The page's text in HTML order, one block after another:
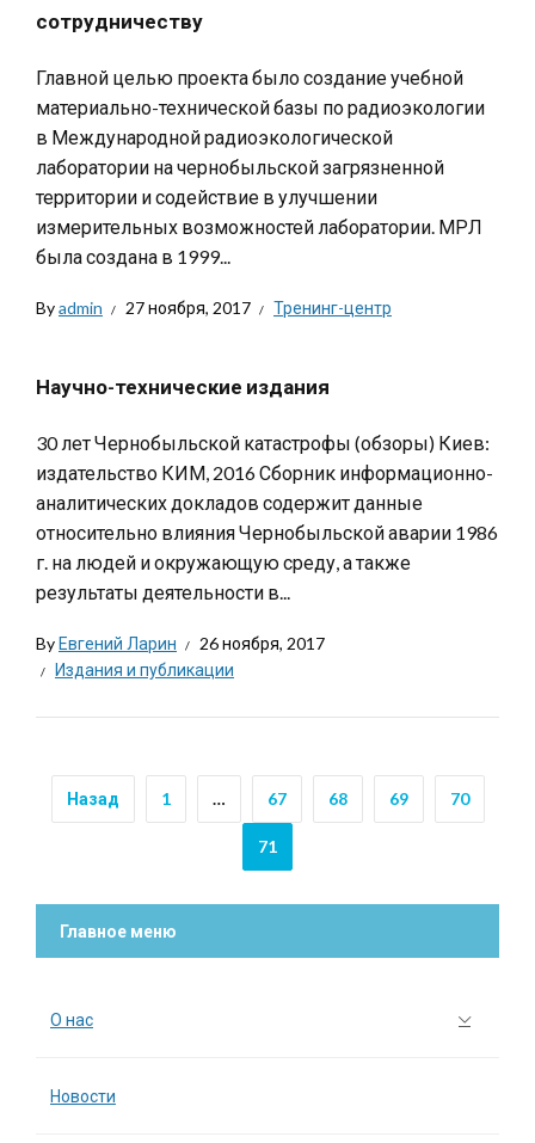
сотрудничеству
Главной целью проекта было создание учебной
материально-технической базы по радиоэкологии
в Международной радиоэкологической
лаборатории на чернобыльской загрязненной
территории и содействие в улучшении
измерительных возможностей лаборатории. МРЛ
была создана в 1999...
Byadmin 27 ноября, 2017 Тренинг-центр
Научно-технические издания
30 лет Чернобыльской катастрофы (обзоры) Киев:
издательство КИМ, 2016 Сборник информационно-
аналитических докладов содержит данные
относительно влияния Чернобыльской аварии 1986
г. на людей и окружающую среду, а также
результаты деятельности в...
ByЕвгений Ларин
26 ноября, 2017
Издания и публикации
Назад 1 … 67 68 69 70
71
Главное меню
О нас
Новости